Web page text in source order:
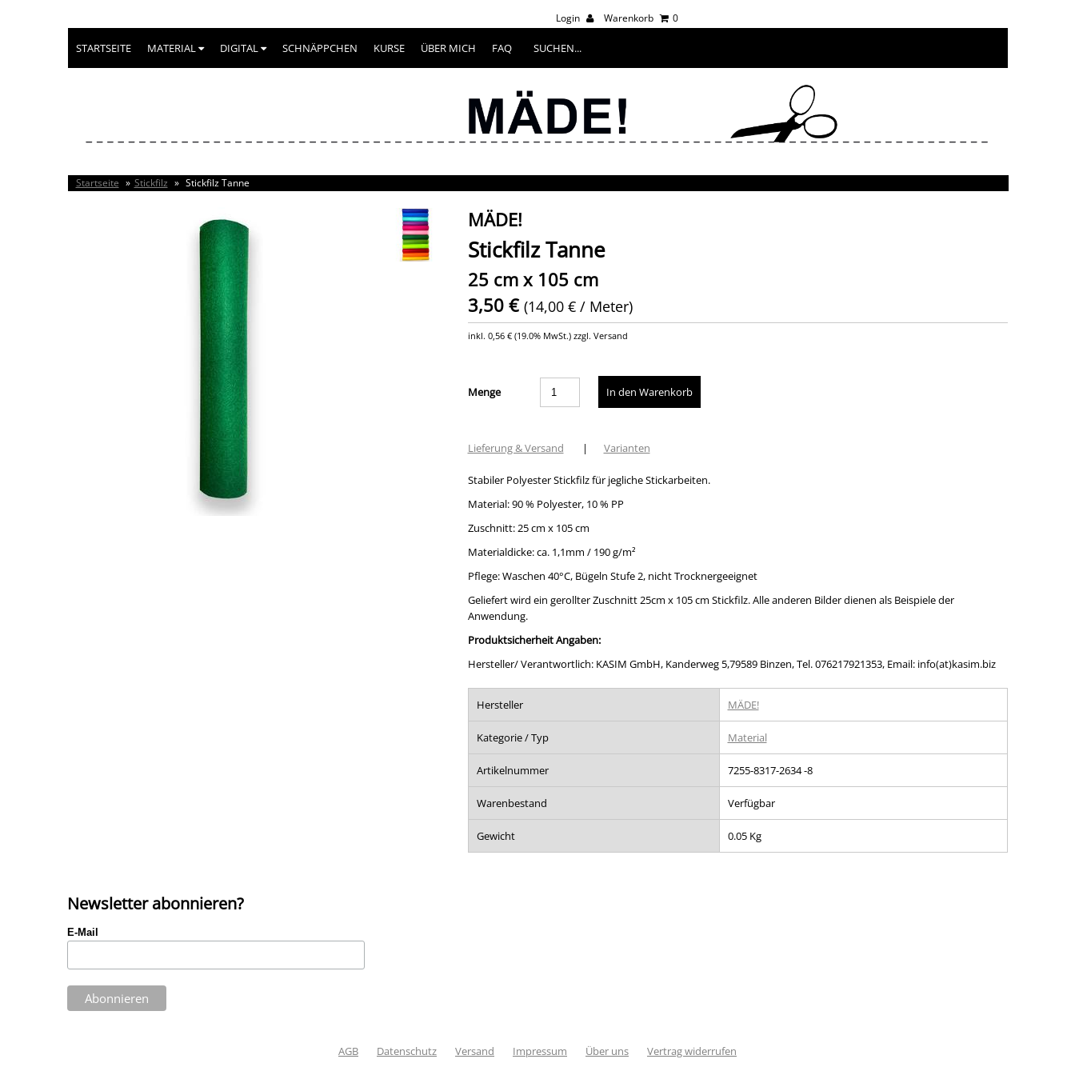
Login Warenkorb 0
STARTSEITE MATERIAL DIGITAL SCHNÄPPCHEN KURSE ÜBER MICH FAQ
Startseite » Stickfilz » Stickfilz Tanne
MÄDE!
Stickfilz Tanne
25 cm x 105 cm
3,50 € (14,00 € / Meter)
inkl. 0,56 €(19.0% MwSt.) zzgl. Versand
Menge
Lieferung & Versand | Varianten
Stabiler Polyester Stickfilz für jegliche Stickarbeiten.
Material: 90 % Polyester, 10 % PP
Zuschnitt: 25 cm x 105 cm
Materialdicke: ca. 1,1mm / 190 g/m²
Pflege: Waschen 40°C, Bügeln Stufe 2, nicht Trocknergeeignet
Geliefert wird ein gerollter Zuschnitt 25cm x 105 cm Stickfilz. Alle anderen Bilder dienen als Beispiele der
Anwendung.
Produktsicherheit Angaben:
Hersteller/ Verantwortlich: KASIM GmbH, Kanderweg 5,79589 Binzen, Tel. 076217921353, Email: info(at)kasim.biz
Hersteller MÄDE!
Kategorie / Typ Material
Artikelnummer 7255-8317-2634 -8
Warenbestand Verfügbar
Gewicht 0.05 Kg
Newsletter abonnieren?
E-Mail
AGB Datenschutz Versand Impressum Über uns Vertrag widerrufen